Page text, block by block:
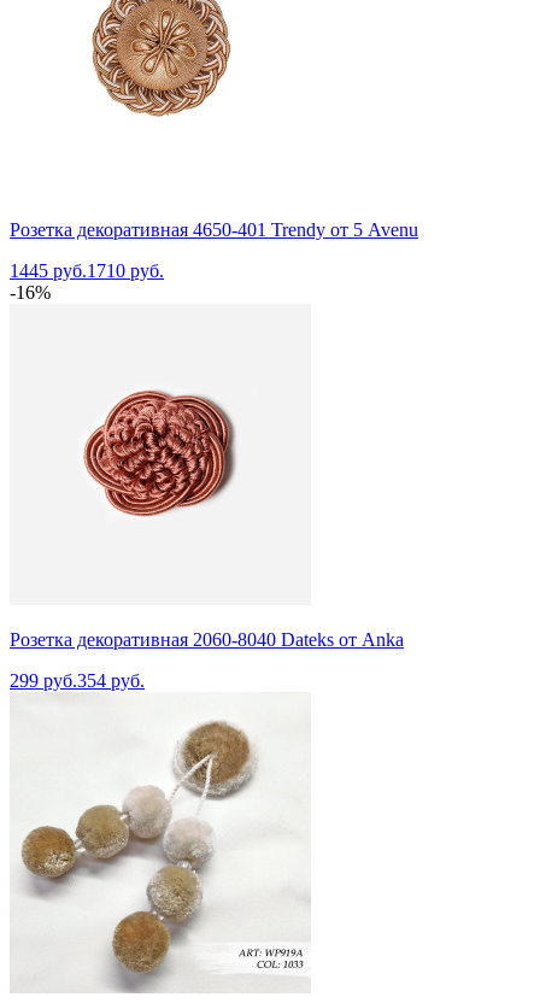
Розетка декоративная 4650-401 Trendy от 5 Avenu
1445 руб.1710 руб.
-16%
Розетка декоративная 2060-8040 Dateks от Anka
299 руб.354 руб.